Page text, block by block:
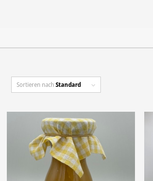
Sortieren nachStandard